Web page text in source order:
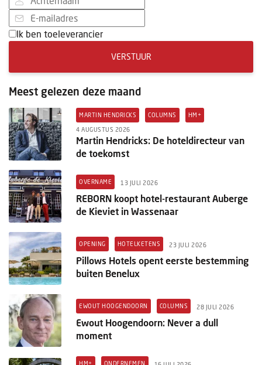
Ik ben toeleverancier
VERSTUUR
Meest gelezen deze maand
MARTIN HENDRICKS COLUMNS HM+
4 AUGUSTUS 2026
Martin Hendricks: De hoteldirecteur van
de toekomst
OVERNAME 13 JULI 2026
REBORN koopt hotel-restaurant Auberge
de Kieviet in Wassenaar
OPENING HOTELKETENS 23 JULI 2026
Pillows Hotels opent eerste bestemming
buiten Benelux
EWOUT HOOGENDOORN COLUMNS 28 JULI 2026
Ewout Hoogendoorn: Never a dull
moment
HM+ ONDERNEMEN